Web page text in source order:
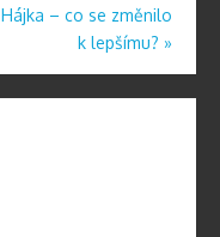
Hájka – co se změnilo
k lepšímu? »